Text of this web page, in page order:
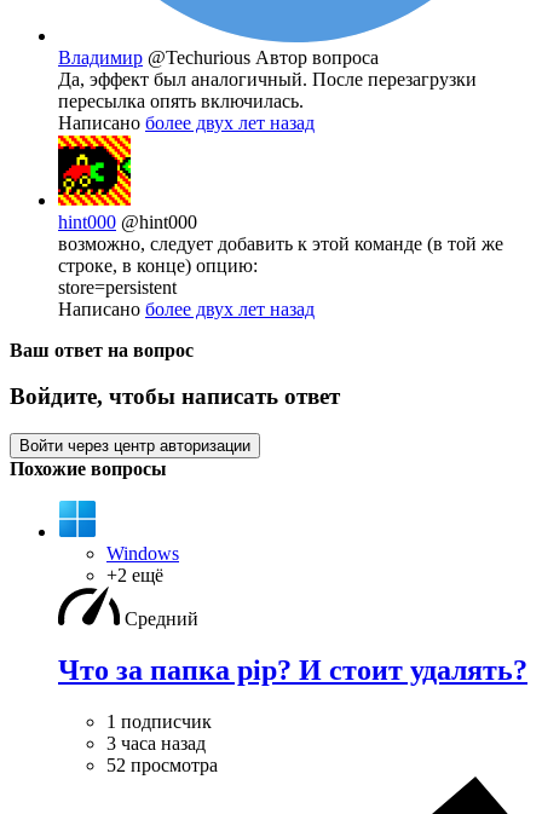
Владимир @Techurious Автор вопроса
Да, эффект был аналогичный. После перезагрузки
пересылка опять включилась.
Написано более двух лет назад
hint000 @hint000
возможно, следует добавить к этой команде (в той же
строке, в конце) опцию:
store=persistent
Написано более двух лет назад
Ваш ответ на вопрос
Войдите, чтобы написать ответ
Войти через центр авторизации
Похожие вопросы
Windows
+2 ещё
Средний
Что за папка pip? И стоит удалять?
1 подписчик
3 часа назад
52 просмотра